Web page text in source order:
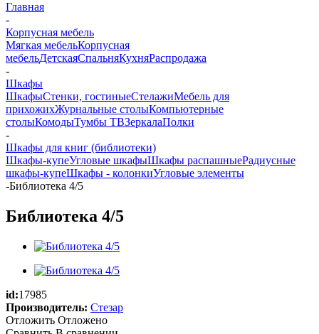
Главная
-
Корпусная мебель
Мягкая мебельКорпусная
мебельДетскаяСпальняКухняРаспродажа
-
Шкафы
ШкафыСтенки, гостиныеСтелажиМебель для
прихожихЖурнальные столыКомпьютерные
столыКомодыТумбы ТВЗеркалаПолки
-
Шкафы для книг (библиотеки)
Шкафы-купеУгловые шкафыШкафы распашныеРадиусные
шкафы-купеШкафы - колонкиУгловые элементы
-Библиотека 4/5
Библиотека 4/5
id:17985
Производитель: Стезар
Отложить Отложено